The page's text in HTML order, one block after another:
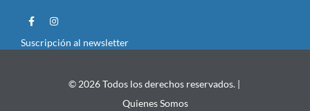
Suscripción al newsletter
© 2026 Todos los derechos reservados. |
Quienes Somos